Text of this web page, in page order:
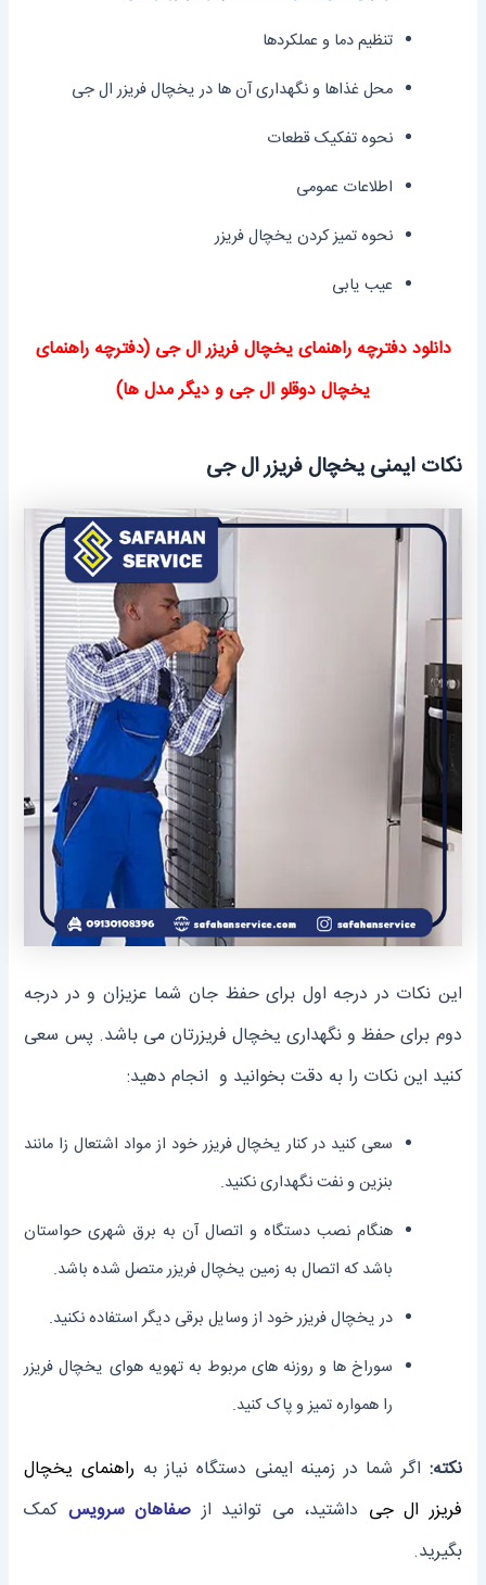
تنظیم دما و عملکردها
محل غذاها و نگهداری آن ها در یخچال فریزر ال جی
نحوه تفکیک قطعات
اطلاعات عمومی
نحوه تمیز کردن یخچال فریزر
عیب یابی
دانلود دفترچه راهنمای یخچال فریزر ال جی (دفترچه راهنمای
یخچال دوقلو ال جی و دیگر مدل ها)
نکات ایمنی یخچال فریزر ال جی
این نکات در درجه اول برای حفظ جان شما عزیزان و در درجه
دوم برای حفظ و نگهداری یخچال فریزرتان می باشد. پس سعی
کنید این نکات را به دقت بخوانید و انجام دهید:
سعی کنید در کنار یخچال فریزر خود از مواد اشتعال زا مانند
بنزین و نفت نگهداری نکنید.
هنگام نصب دستگاه و اتصال آن به برق شهری حواستان
باشد که اتصال به زمین یخچال فریزر متصل شده باشد.
در یخچال فریزر خود از وسایل برقی دیگر استفاده نکنید.
سوراخ ها و روزنه های مربوط به تهویه هوای یخچال فریزر
را همواره تمیز و پاک کنید.
نکته: اگر شما در زمینه ایمنی دستگاه نیاز به راهنمای یخچال
فریزر ال جی داشتید، می توانید از صفاهان سرویس کمک
بگیرید.